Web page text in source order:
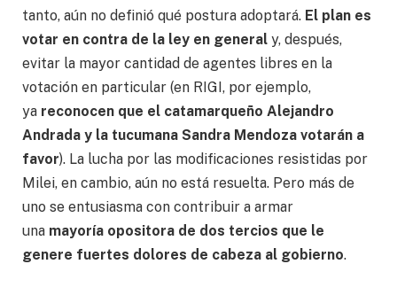
tanto, aún no definió qué postura adoptará. El plan es
votar en contra de la ley en general y, después,
evitar la mayor cantidad de agentes libres en la
votación en particular (en RIGI, por ejemplo,
ya reconocen que el catamarqueño Alejandro
Andrada y la tucumana Sandra Mendoza votarán a
favor). La lucha por las modificaciones resistidas por
Milei, en cambio, aún no está resuelta. Pero más de
uno se entusiasma con contribuir a armar
una mayoría opositora de dos tercios que le
genere fuertes dolores de cabeza al gobierno.